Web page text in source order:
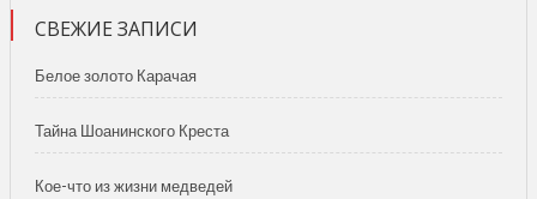
СВЕЖИЕ ЗАПИСИ
Белое золото Карачая
Тайна Шоанинского Креста
Кое-что из жизни медведей